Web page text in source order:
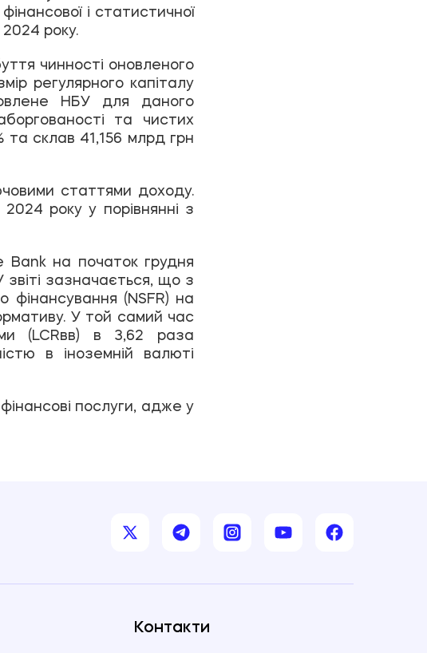
і статистичної
року.
чинності оновленого
регулярного капіталу
НБУ для даного
та чистих
та склав 41,156 млрд грн
статтями доходу.
року у порівнянні з
Bank на початок грудня
зазначається, що з
фінансування (NSFR) на
У той самий час
(LCRвв) в 3,62 раза
в іноземній валюті
послуги, адже у
Контакти